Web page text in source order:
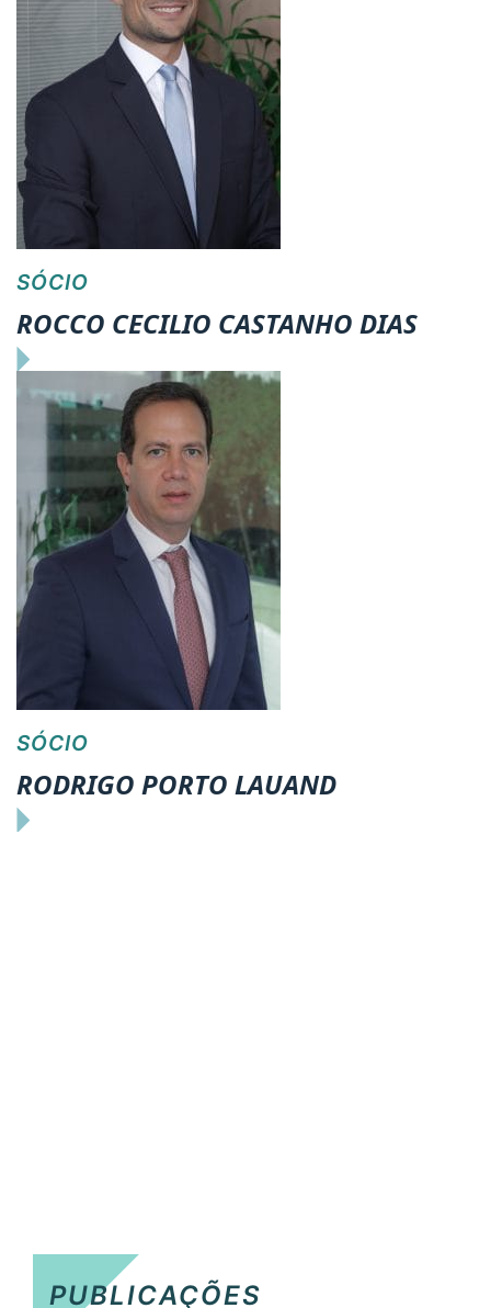
SÓCIO
ROCCO CECILIO CASTANHO DIAS
SÓCIO
RODRIGO PORTO LAUAND
PUBLICAÇÕES